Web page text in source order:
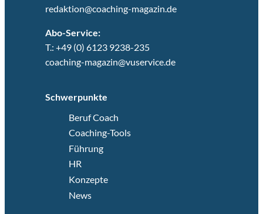
redaktion@coaching-magazin.de
Abo-Service:
T.: +49 (0) 6123 9238-235
coaching-magazin@vuservice.de
Schwerpunkte
Beruf Coach
Coaching-Tools
Führung
HR
Konzepte
News